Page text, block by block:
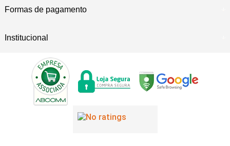
Formas de pagamento
Institucional